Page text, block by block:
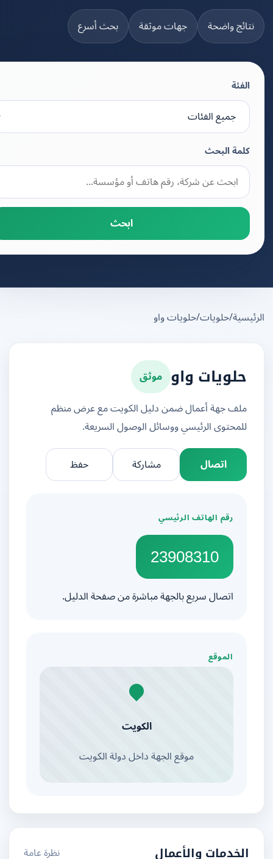
واضحة جهات موثقة بحث أسرع
كلمة البحث
ابحث
/حلويات/حلويات واو
حلويات واو
موثق
ملف جهة أعمال ضمن دليل الكويت مع عرض منظم
للمحتوى الرئيسي ووسائل الوصول السريعة.
اتصال
مشاركة
رقم الهاتف الرئيسي
23908310
اتصال سريع بالجهة مباشرة من صفحة الدليل.
الموقع
الكويت
موقع الجهة داخل دولة الكويت
الخدمات والأعمال نظرة عامة